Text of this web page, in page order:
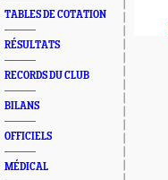
TABLES DE COTATION
RÉSULTATS
RECORDS DU CLUB
BILANS
OFFICIELS
MÉDICAL